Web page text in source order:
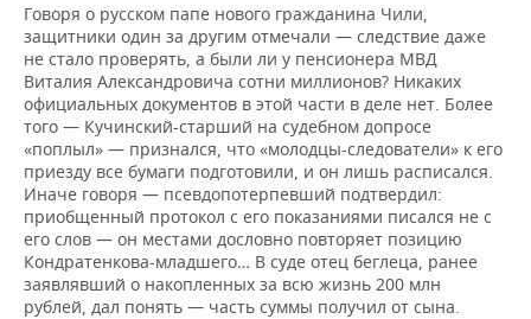
Говоря о русском папе нового гражданина Чили,
защитники один за другим отмечали — следствие даже
не стало проверять, а были ли у пенсионера МВД
Виталия Александровича сотни миллионов? Никаких
официальных документов в этой части в деле нет. Более
того — Кучинский-старший на судебном допросе
«поплыл» — признался, что «молодцы-следователи» к его
приезду все бумаги подготовили, и он лишь расписался.
Иначе говоря — псевдопотерпевший подтвердил:
приобщенный протокол с его показаниями писался не с
его слов — он местами дословно повторяет позицию
Кондратенкова-младшего… В суде отец беглеца, ранее
заявлявший о накопленных за всю жизнь 200 млн
рублей, дал понять — часть суммы получил от сына.